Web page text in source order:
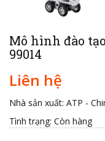
Mô hình đào
99014
Liên hệ
Nhà sản xuất: ATP -
Tình trạng: Còn hàng